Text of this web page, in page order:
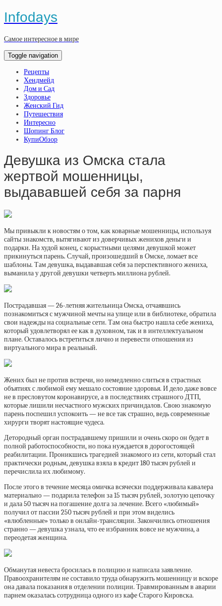
Infodays
Самое интересное в мире
Toggle navigation
Рецепты
Хендмейд
Дом и Сад
Здоровье
Женский Гид
Путешествия
Интересно
Шопинг Блог
КупиОбзор
Девушка из Омска стала
жертвой мошенницы,
выдававшей себя за парня
Мы привыкли к новостям о том, как коварные мошенницы, используя
сайты знакомств, вытягивают из доверчивых женихов деньги и
подарки. На худой конец, с корыстными целями девушкой может
прикинуться парень. Случай, произошедший в Омске, ломает все
шаблоны. Там девушка, выдававшая себя за перспективного жениха,
выманила у другой девушки четверть миллиона рублей.
Пострадавшая — 26-летняя жительница Омска, отчаявшись
познакомиться с мужчиной мечты на улице или в библиотеке, обратила
свои надежды на социальные сети. Там она быстро нашла себе жениха,
который удовлетворял ее как в духовном, так и в интеллектуальном
плане. Оставалось встретиться лично и перевести отношения из
виртуального мира в реальный.
Жених был не против встречи, но немедленно слиться в страстных
объятиях с любимой ему мешало состояние здоровья. И дело даже вовсе
не в пресловутом коронавирусе, а в последствиях страшного ДТП,
которые лишили несчастного мужских причиндалов. Свою знакомую
парень поспешил успокоить — не все так страшно, ведь современные
хирурги творят настоящие чудеса.
Детородный орган пострадавшему пришили и очень скоро он будет в
полной работоспособности, но пока нуждается в дорогостоящей
реабилитации. Проникшись трагедией знакомого из сети, который стал
практически родным, девушка взяла в кредит 180 тысяч рублей и
перечислила их любимому.
После этого в течение месяца омичка всячески поддерживала кавалера
материально — подарила телефон за 15 тысяч рублей, золотую цепочку
и дала 50 тысяч на погашение долга за лечение. Всего «любимый»
получил от пассии 250 тысяч рублей и при этом виделись
«влюбленные» только в онлайн-трансляции. Закончились отношения
странно — девушка узнала, что ее избранник вовсе не мужчина, а
переодетая женщина.
Обманутая невеста бросилась в полицию и написала заявление.
Правоохранителям не составило труда обнаружить мошенницу и вскоре
она давала показания в отделении полиции. Травмированным в аварии
парнем оказалась сотрудница одного из кафе Старого Кировска.